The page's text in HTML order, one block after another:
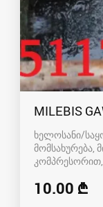
MILEBIS
ხელოსანი/
მომსახურება,
კომპრესორით
10.00 ₾